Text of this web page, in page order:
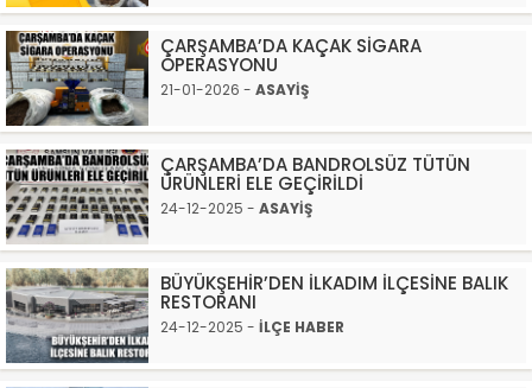
ÇARŞAMBA’DA KAÇAK SİGARA
OPERASYONU
21-01-2026 - ASAYİŞ
ÇARŞAMBA’DA BANDROLSÜZ TÜTÜN
ÜRÜNLERİ ELE GEÇİRİLDİ
24-12-2025 - ASAYİŞ
BÜYÜKŞEHİR’DEN İLKADIM İLÇESİNE BALIK
RESTORANI
24-12-2025 - İLÇE HABER